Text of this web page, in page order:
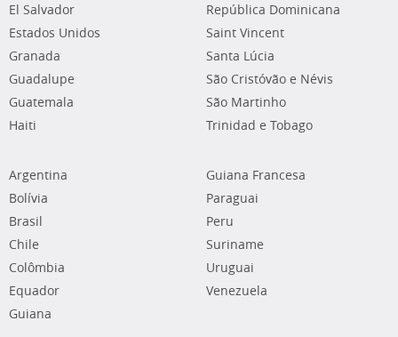
El Salvador
Estados Unidos
Granada
Guadalupe
Guatemala
Haiti
República Dominicana
Saint Vincent
Santa Lúcia
São Cristóvão e Névis
São Martinho
Trinidad e Tobago
Argentina
Bolívia
Brasil
Chile
Colômbia
Equador
Guiana
Guiana Francesa
Paraguai
Peru
Suriname
Uruguai
Venezuela